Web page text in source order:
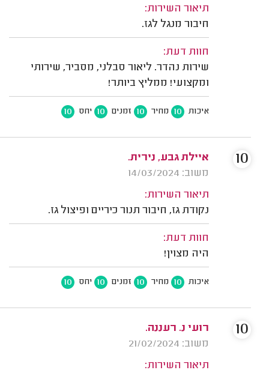
תיאור השירות:
חיבור מנגל לגז.
חוות דעת:
שירות נהדר. ליאור סבלני, מסביר, שירותי
ומקצועי! ממליץ ביותר!
איכות 10 מחיר 10 זמנים 10 יחס 10
איילת גבע, נירית.
משוב: 14/03/2024
תיאור השירות:
נקודת גז, חיבור תנור כיריים ופיצול גז.
חוות דעת:
היה מצוין!
איכות 10 מחיר 10 זמנים 10 יחס 10
10
רועי נ. רעננה.
משוב: 21/02/2024
תיאור השירות:
10